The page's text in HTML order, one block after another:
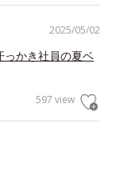
2025/05/02
っかき社員の夏ベ
597 view